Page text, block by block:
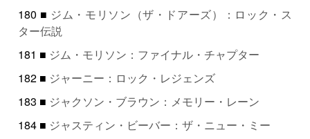
180 ■ ジム・モリソン（ザ・ドアーズ）：ロック・ス
ター伝説
181 ■ ジム・モリソン：ファイナル・チャプター
182 ■ ジャーニー：ロック・レジェンズ
183 ■ ジャクソン・ブラウン：メモリー・レーン
184 ■ ジャスティン・ビーバー：ザ・ニュー・ミー